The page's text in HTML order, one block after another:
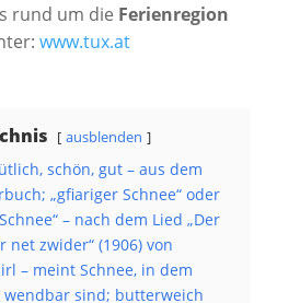
rund um die Ferienregion
www.tux.at
ausblenden
schön, gut – aus dem
„gfiariger Schnee“ oder
– nach dem Lied „Der
zwider“ (1906) von
– meint Schnee, in dem
wendbar sind; butterweich